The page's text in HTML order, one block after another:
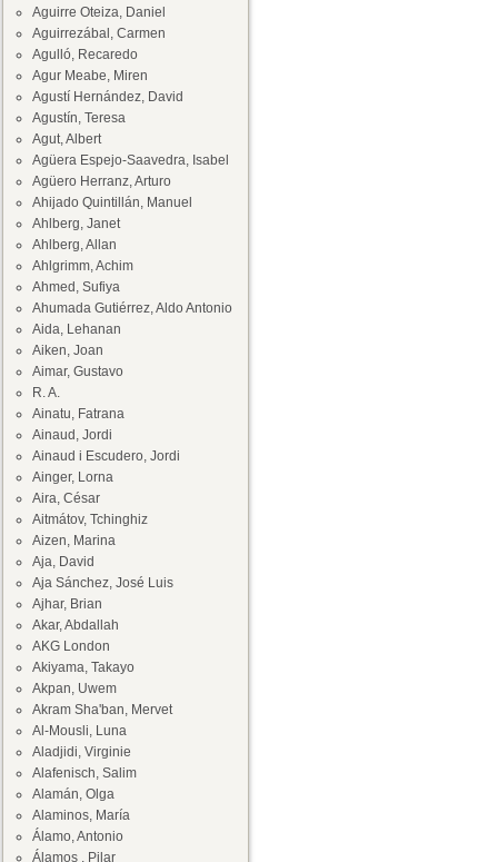
Aguirre Oteiza, Daniel
Aguirrezábal, Carmen
Agulló, Recaredo
Agur Meabe, Miren
Agustí Hernández, David
Agustín, Teresa
Agut, Albert
Agüera Espejo-Saavedra, Isabel
Agüero Herranz, Arturo
Ahijado Quintillán, Manuel
Ahlberg, Janet
Ahlberg, Allan
Ahlgrimm, Achim
Ahmed, Sufiya
Ahumada Gutiérrez, Aldo Antonio
Aida, Lehanan
Aiken, Joan
Aimar, Gustavo
R. A.
Ainatu, Fatrana
Ainaud, Jordi
Ainaud i Escudero, Jordi
Ainger, Lorna
Aira, César
Aitmátov, Tchinghiz
Aizen, Marina
Aja, David
Aja Sánchez, José Luis
Ajhar, Brian
Akar, Abdallah
AKG London
Akiyama, Takayo
Akpan, Uwem
Akram Sha'ban, Mervet
Al-Mousli, Luna
Aladjidi, Virginie
Alafenisch, Salim
Alamán, Olga
Alaminos, María
Álamo, Antonio
Álamos , Pilar